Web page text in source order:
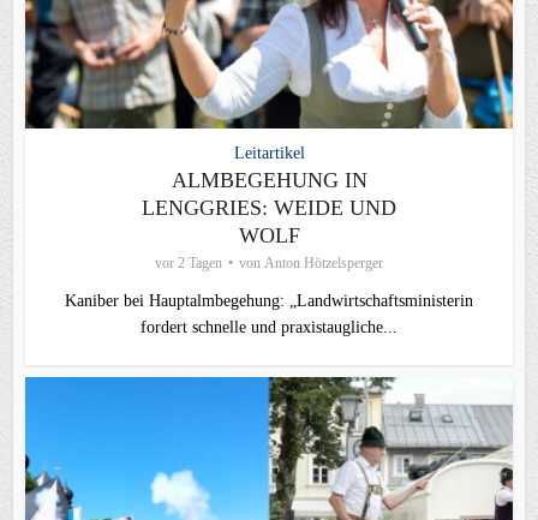
Leitartikel
ALMBEGEHUNG IN
LENGGRIES: WEIDE UND
WOLF
vor 2 Tagen von Anton Hötzelsperger
Kaniber bei Hauptalmbegehung: „Landwirtschaftsministerin
fordert schnelle und praxistaugliche...